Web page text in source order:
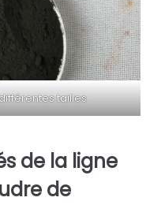
tailles
de la ligne
de